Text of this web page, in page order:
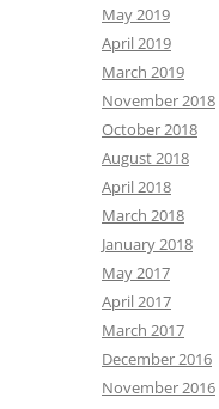
May 2019
April 2019
March 2019
November 2018
October 2018
August 2018
April 2018
March 2018
January 2018
May 2017
April 2017
March 2017
December 2016
November 2016